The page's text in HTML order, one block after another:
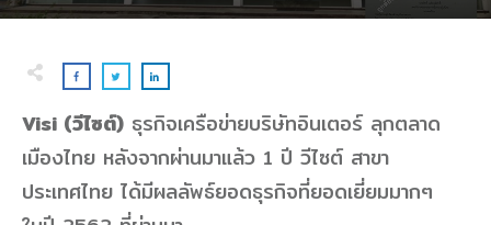
Visi (วีไซต์) ธุรกิจเครือข่ายบริษัทอินเตอร์ ลุกตลาด
เมืองไทย หลังจากผ่านมาแล้ว 1 ปี วีไซต์ สาขา
ประเทศไทย ได้มีผลลัพธ์ยอดธุรกิจที่ยอดเยี่ยมมากๆ